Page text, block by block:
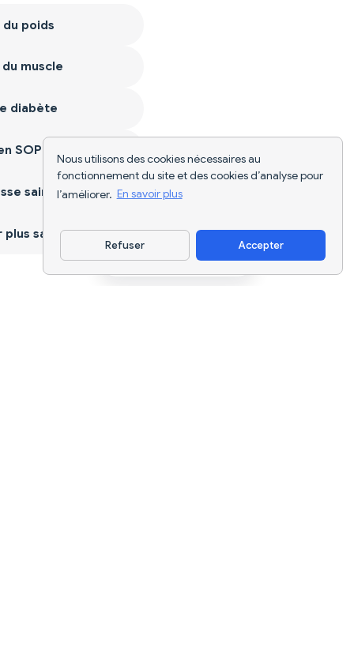
Nous utilisons des cookies nécessaires au
fonctionnement du site et des cookies d’analyse pour
l’améliorer. En savoir plus
Refuser Accepter
Télécharger l'appli
poids
muscle
diabète
SOPK
saine
sain